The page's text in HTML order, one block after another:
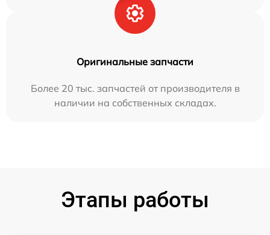
Оригинальные запчасти
Более 20 тыс. запчастей от производителя в
наличии на собственных складах.
Этапы работы